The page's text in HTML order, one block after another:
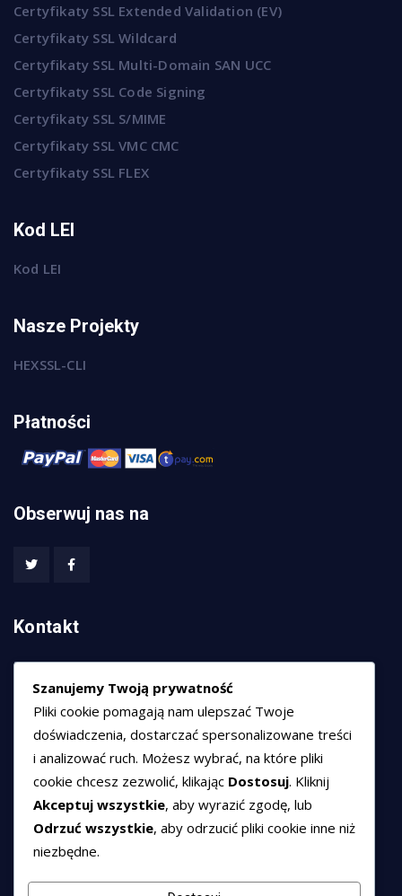
Certyfikaty SSL Extended Validation (EV)
Certyfikaty SSL Wildcard
Certyfikaty SSL Multi-Domain SAN UCC
Certyfikaty SSL Code Signing
Certyfikaty SSL S/MIME
Certyfikaty SSL VMC CMC
Certyfikaty SSL FLEX
Kod LEI
Kod LEI
Nasze Projekty
HEXSSL-CLI
Płatności
Obserwuj nas na
Kontakt
HEXCOM NETWORKS sp. z o.o.
ul. Marsz. Józefa Piłsudskiego 74/320,
50-020 Wrocław
+48 789 594 102
sprzedaz@hexssl.pl
Dokumenty
Szanujemy Twoją prywatność
Pliki cookie pomagają nam ulepszać Twoje
doświadczenia, dostarczać spersonalizowane treści
i analizować ruch. Możesz wybrać, na które pliki
cookie chcesz zezwolić, klikając Dostosuj. Kliknij
Akceptuj wszystkie, aby wyrazić zgodę, lub
Odrzuć wszystkie, aby odrzucić pliki cookie inne niż
niezbędne.